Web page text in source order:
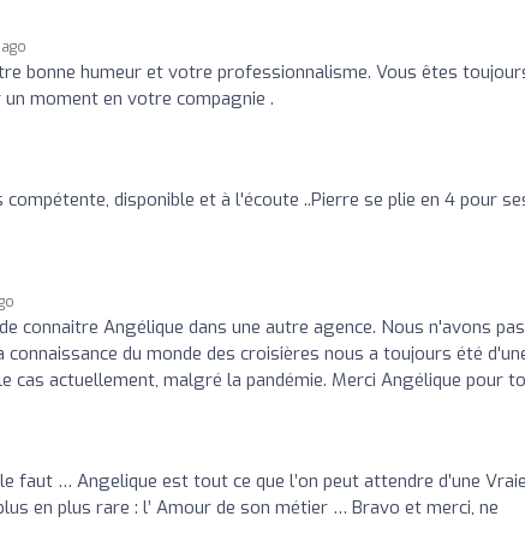
bonne humeur et votre professionnalisme. Vous êtes
un moment en votre compagnie .
disponible et à l'écoute ..Pierre se plie en 4 pour
connaitre Angélique dans une autre agence. Nous n'avons pas
du monde des croisières nous a toujours été
cas actuellement, malgré la pandémie. Merci Angélique pour
faut … Angelique est tout ce que l’on peut attendre d’une Vraie
en plus rare : l’ Amour de son métier … Bravo et merci, ne